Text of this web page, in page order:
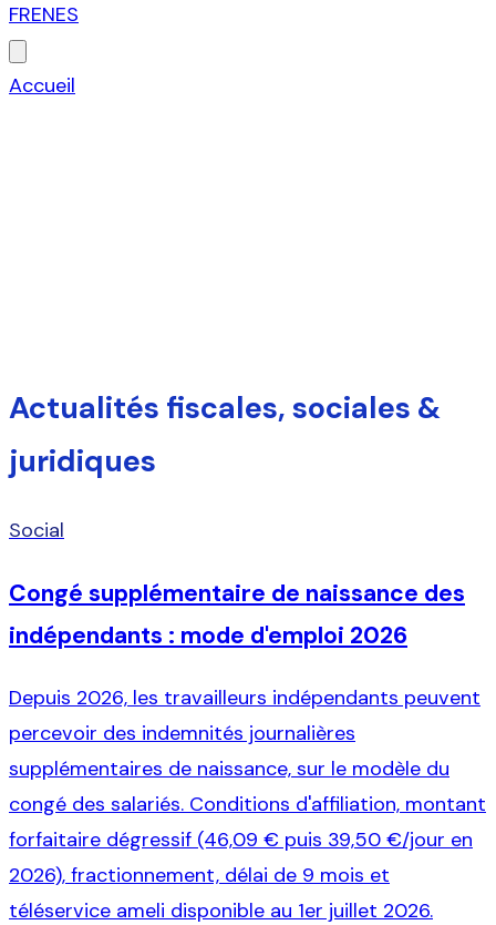
FRENES
Accueil
Actualités fiscales, sociales &
juridiques
Social
Congé supplémentaire de naissance des
indépendants : mode d'emploi 2026
Depuis 2026, les travailleurs indépendants peuvent
percevoir des indemnités journalières
supplémentaires de naissance, sur le modèle du
congé des salariés. Conditions d'affiliation, montant
forfaitaire dégressif (46,09 € puis 39,50 €/jour en
2026), fractionnement, délai de 9 mois et
téléservice ameli disponible au 1er juillet 2026.